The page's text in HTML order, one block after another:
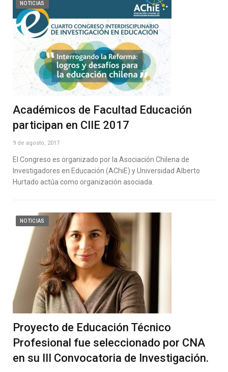
NOTICIAS
Académicos de Facultad Educación
participan en CIIE 2017
9 de agosto, 2017
El Congreso es organizado por la Asociación Chilena de
Investigadores en Educación (AChiE) y Universidad Alberto
Hurtado actúa como organización asociada.
NOTICIAS
Proyecto de Educación Técnico
Profesional fue seleccionado por CNA
en su III Convocatoria de Investigación.